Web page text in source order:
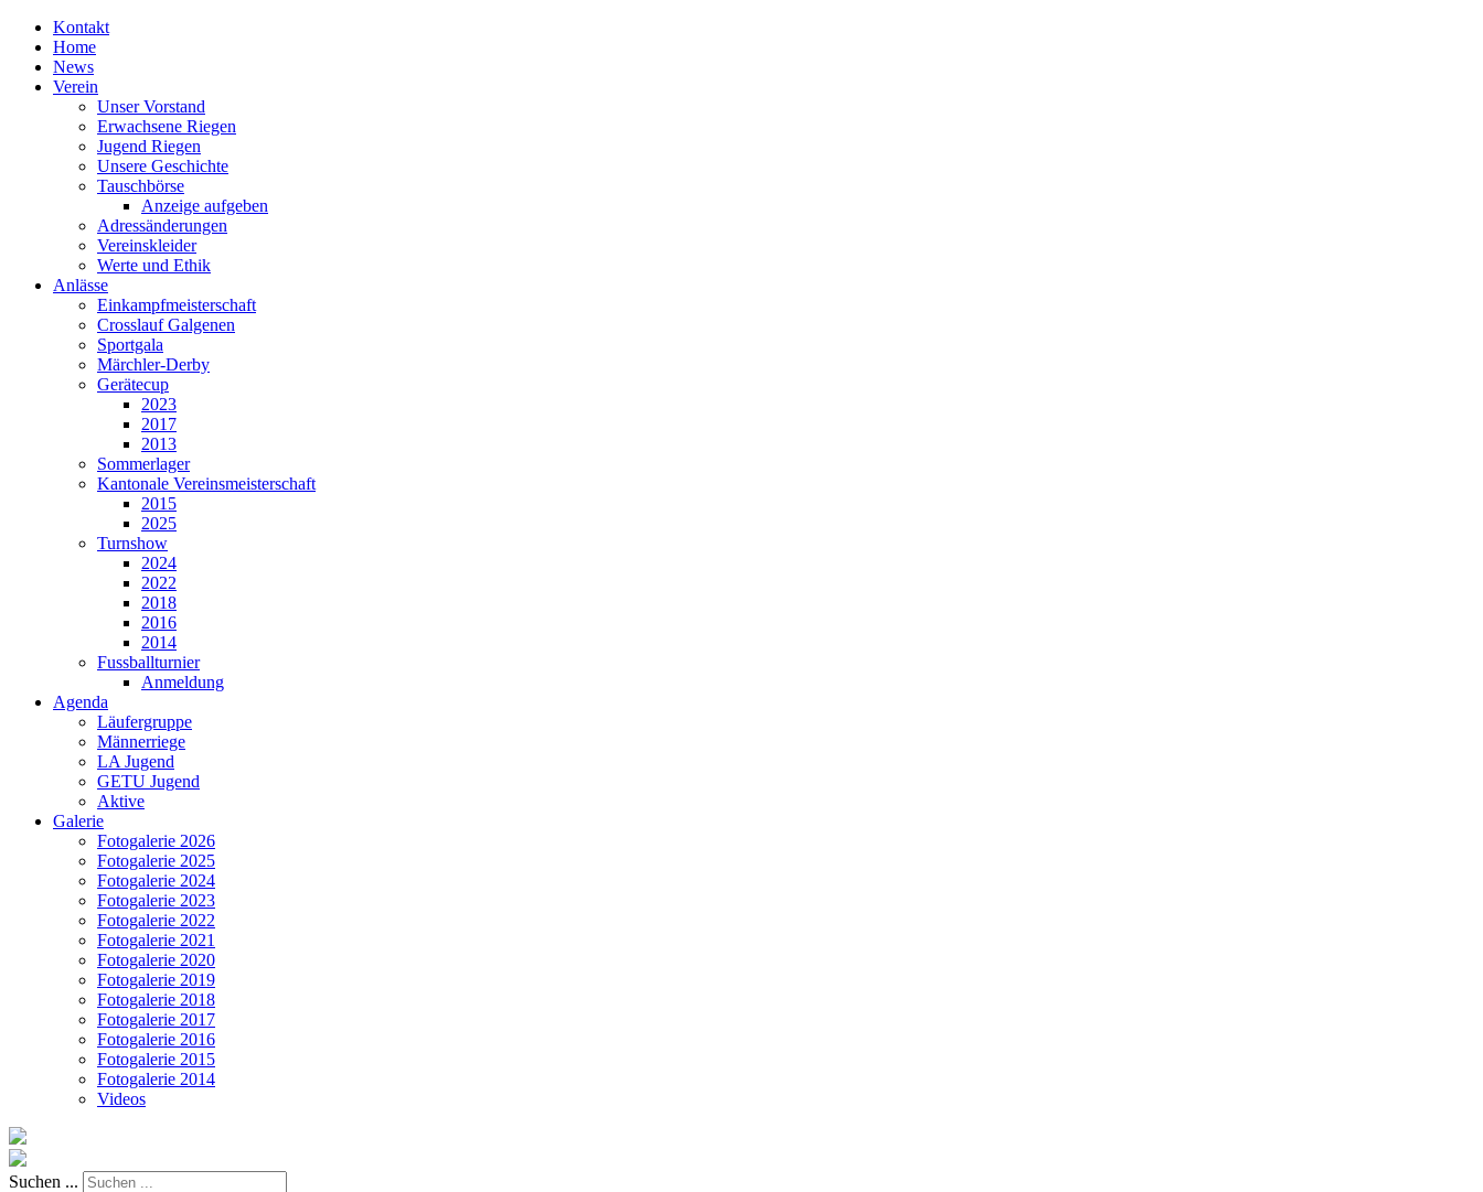
Kontakt
Home
News
Verein
Unser Vorstand
Erwachsene Riegen
Jugend Riegen
Unsere Geschichte
Tauschbörse
Anzeige aufgeben
Adressänderungen
Vereinskleider
Werte und Ethik
Anlässe
Einkampfmeisterschaft
Crosslauf Galgenen
Sportgala
Märchler-Derby
Gerätecup
2023
2017
2013
Sommerlager
Kantonale Vereinsmeisterschaft
2015
2025
Turnshow
2024
2022
2018
2016
2014
Fussballturnier
Anmeldung
Agenda
Läufergruppe
Männerriege
LA Jugend
GETU Jugend
Aktive
Galerie
Fotogalerie 2026
Fotogalerie 2025
Fotogalerie 2024
Fotogalerie 2023
Fotogalerie 2022
Fotogalerie 2021
Fotogalerie 2020
Fotogalerie 2019
Fotogalerie 2018
Fotogalerie 2017
Fotogalerie 2016
Fotogalerie 2015
Fotogalerie 2014
Videos
Suchen ...